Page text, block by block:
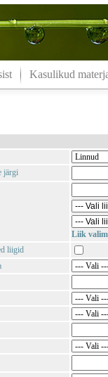
Kasulikud
järgi
Liik
liigid